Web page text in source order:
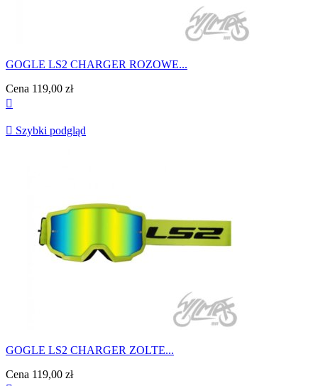
GOGLE LS2 CHARGER ROZOWE...
Cena 119,00 zł

 Szybki podgląd
GOGLE LS2 CHARGER ZOLTE...
Cena 119,00 zł